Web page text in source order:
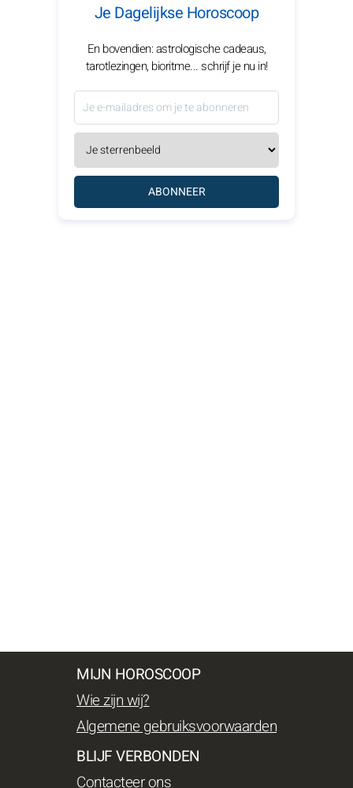
Je Dagelijkse Horoscoop
En bovendien: astrologische cadeaus,
tarotlezingen, bioritme... schrijf je nu in!
ABONNEER
MIJN HOROSCOOP
Wie zijn wij?
Algemene gebruiksvoorwaarden
BLIJF VERBONDEN
Contacteer ons